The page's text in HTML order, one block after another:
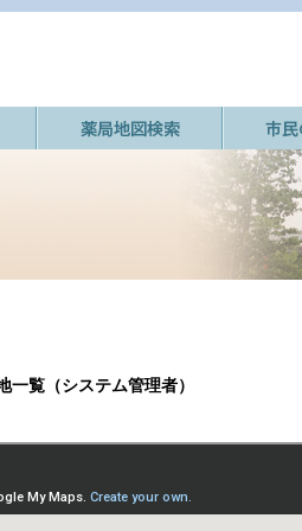
覧（システム管理者）